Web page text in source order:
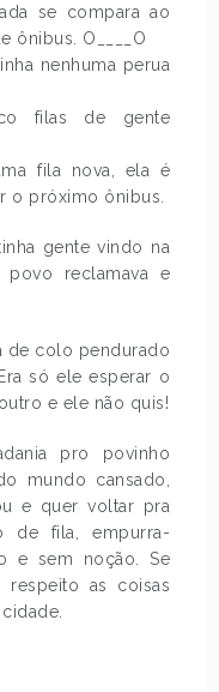
se compara ao
ônibus. O____O
nenhuma perua
filas de gente
fila nova, ela é
o próximo ônibus.
gente vindo na
reclamava e
de colo pendurado
só ele esperar o
e ele não quis!
pro povinho
mundo cansado,
e quer voltar pra
de fila, empurra-
e sem noção. Se
as coisas